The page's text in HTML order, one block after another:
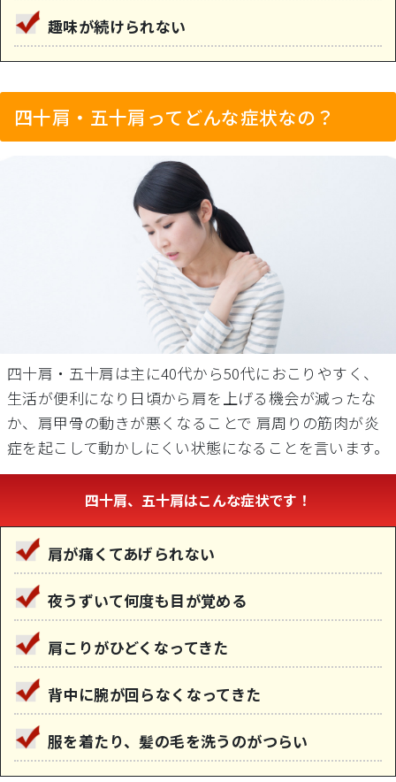
趣味が続けられない
四十肩・五十肩ってどんな症状なの？
四十肩・五十肩は主に40代から50代におこりやすく、
生活が便利になり日頃から肩を上げる機会が減ったな
か、肩甲骨の動きが悪くなることで 肩周りの筋肉が炎
症を起こして動かしにくい状態になることを言います。
四十肩、五十肩はこんな症状です！
肩が痛くてあげられない
夜うずいて何度も目が覚める
肩こりがひどくなってきた
背中に腕が回らなくなってきた
服を着たり、髪の毛を洗うのがつらい